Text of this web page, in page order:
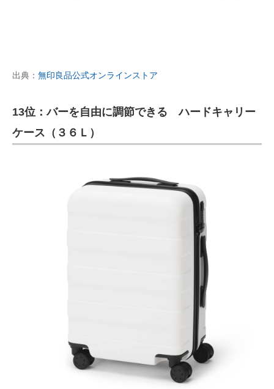
出典： 無印良品公式オンラインストア
13位：バーを自由に調節できる ハードキャリー
ケース（３６Ｌ）